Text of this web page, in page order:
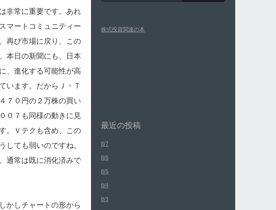
非常に重要です。あれ
マートコミュニティー
再び市場に戻り、この
本日の新聞にも、日本
、進化する可能性が高
います。だからＪ・Ｔ
７０円の２万株の買い
０７も同様の動きに見
。Ｖテクも含め、この
しても弱いのですね。
通常は既に消化済みで
かしチャートの形から
株式投資関連の本
最近の投稿
8/7
8/6
8/5
8/4
8/3